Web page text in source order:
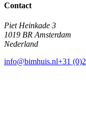
Contact
Piet Heinkade 3
1019 BR Amsterdam
Nederland
info@bimhuis.nl+31